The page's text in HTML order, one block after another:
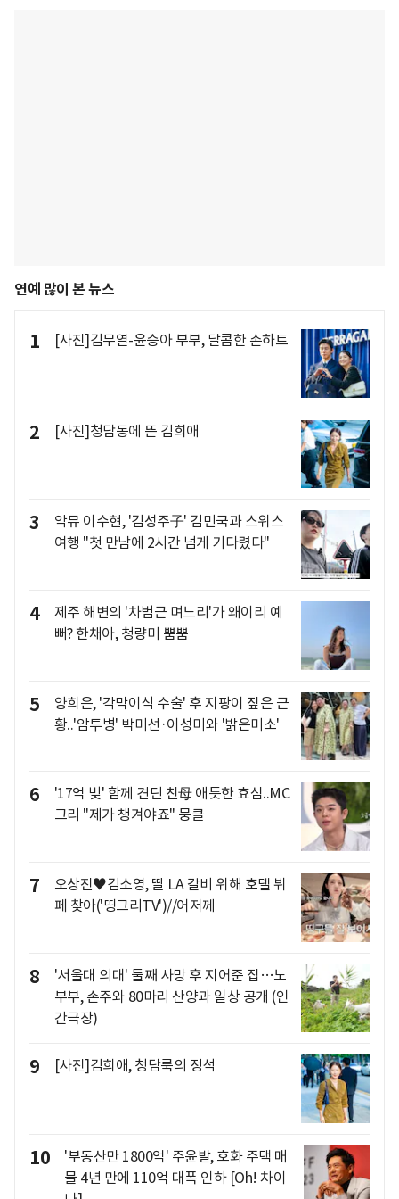
연예 많이 본 뉴스
1 [사진]김무열-윤승아 부부, 달콤한 손하트
2 [사진]청담동에 뜬 김희애
3
악뮤 이수현, '김성주子' 김민국과 스위스
여행 "첫 만남에 2시간 넘게 기다렸다"
4
제주 해변의 '차범근 며느리'가 왜이리 예
뻐? 한채아, 청량미 뿜뿜
5
양희은, '각막이식 수술' 후 지팡이 짚은 근
황..'암투병' 박미선·이성미와 '밝은미소'
6
'17억 빚' 함께 견딘 친母 애틋한 효심..MC
그리 "제가 챙겨야죠" 뭉클
7
오상진♥김소영, 딸 LA 갈비 위해 호텔 뷔
페 찾아('띵그리TV')//어저께
8
'서울대 의대' 둘째 사망 후 지어준 집…노
부부, 손주와 80마리 산양과 일상 공개 (인
간극장)
9 [사진]김희애, 청담룩의 정석
10
'부동산만 1800억' 주윤발, 호화 주택 매
물 4년 만에 110억 대폭 인하 [Oh! 차이